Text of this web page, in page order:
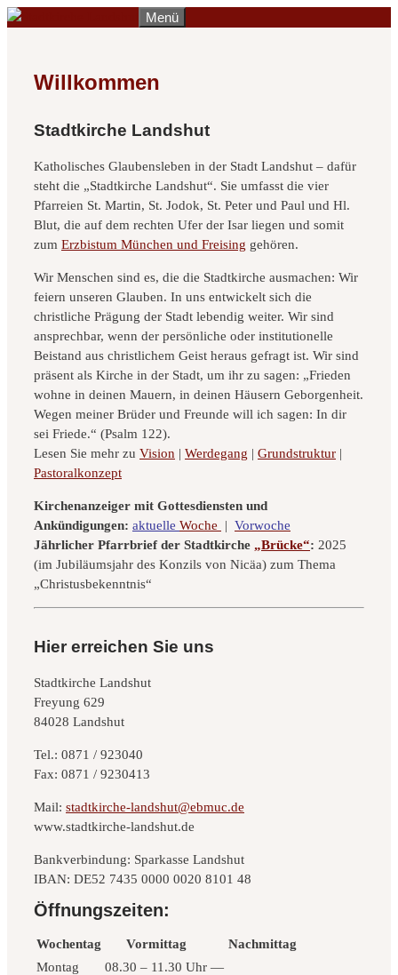
Zum
Menü
Willkommen
Stadtkirche Landshut
Katholisches Glaubensleben in der Stadt Landshut – dafür
steht die „Stadtkirche Landshut“. Sie umfasst die vier
Pfarreien St. Martin, St. Jodok, St. Peter und Paul und Hl.
Blut, die auf dem rechten Ufer der Isar liegen und somit
zum Erzbistum München und Freising gehören.
Wir Menschen sind es, die die Stadtkirche ausmachen: Wir
feiern unseren Glauben. In uns entwickelt sich die
christliche Prägung der Stadt lebendig weiter. Wir sind
ansprechbar, wenn der persönliche oder institutionelle
Beistand aus christlichem Geist heraus gefragt ist. Wir sind
präsent als Kirche in der Stadt, um ihr zu sagen: „Frieden
wohne in deinen Mauern, in deinen Häusern Geborgenheit.
Wegen meiner Brüder und Freunde will ich sagen: In dir
sei Friede.“ (Psalm 122).
Lesen Sie mehr zu Vision | Werdegang | Grundstruktur |
Pastoralkonzept
Kirchenanzeiger mit Gottesdiensten und
Ankündigungen: aktuelle Woche | Vorwoche
Jährlicher Pfarrbrief der Stadtkirche „Brücke“: 2025
(im Jubiläumsjahr des Konzils von Nicäa) zum Thema
„Christusbekenntnis“
Hier erreichen Sie uns
Stadtkirche Landshut
Freyung 629
84028 Landshut
Tel.: 0871 / 923040
Fax: 0871 / 9230413
Mail: stadtkirche-landshut@ebmuc.de
www.stadtkirche-landshut.de
Bankverbindung: Sparkasse Landshut
IBAN: DE52 7435 0000 0020 8101 48
Öffnungszeiten:
Wochentag Vormittag
Nachmittag
Montag
08.30 – 11.30 Uhr —